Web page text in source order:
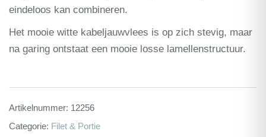
eindeloos kan combineren.
Het mooie witte kabeljauwvlees is op zich stevig, maar
na garing ontstaat een mooie losse lamellenstructuur.
Artikelnummer: 12256
Categorie: Filet & Portie